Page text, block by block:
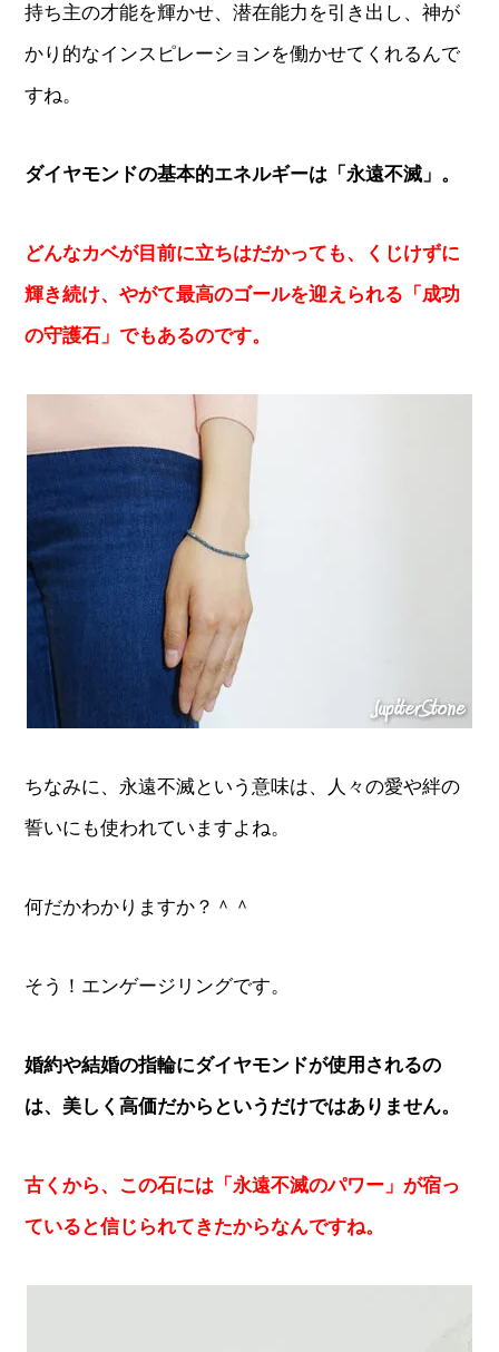
持ち主の才能を輝かせ、潜在能力を引き出し、神が
かり的なインスピレーションを働かせてくれるんで
すね。
ダイヤモンドの基本的エネルギーは「永遠不滅」。
どんなカベが目前に立ちはだかっても、くじけずに
輝き続け、やがて最高のゴールを迎えられる「成功
の守護石」でもあるのです。
ちなみに、永遠不滅という意味は、人々の愛や絆の
誓いにも使われていますよね。
何だかわかりますか？＾＾
そう！エンゲージリングです。
婚約や結婚の指輪にダイヤモンドが使用されるの
は、美しく高価だからというだけではありません。
古くから、この石には「永遠不滅のパワー」が宿っ
ていると信じられてきたからなんですね。